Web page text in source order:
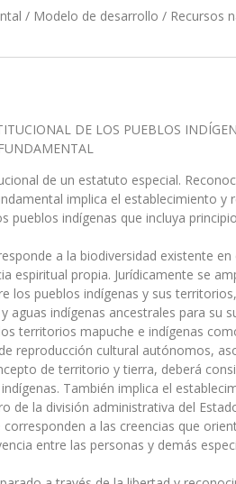
/ Modelo de desarrollo / Recursos
DE LOS PUEBLOS
de un estatuto especial.
implica el establecimiento y
pueblos indígenas que incluya
a la biodiversidad existente
espiritual propia. Jurídicamente se
los pueblos indígenas y sus
indígenas ancestrales para su
territorios mapuche e indígenas
reproducción cultural autónomos,
de territorio y tierra, deberá
También implica el
de la división administrativa del
a las creencias que
entre las personas y demás